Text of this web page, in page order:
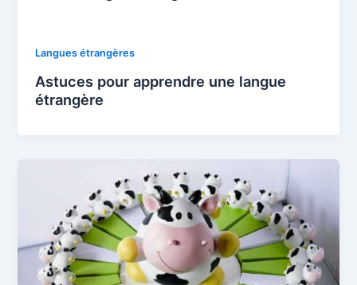
Langues étrangères
Astuces pour apprendre une langue
étrangère